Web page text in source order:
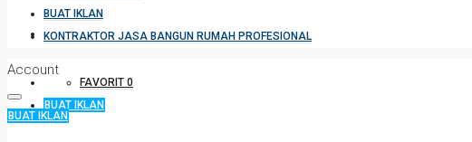
KONTRAKTOR JASA BANGUN RUMAH PROFESIONAL
FAVORIT 0
BUAT IKLAN
BUAT IKLAN
KONTRAKTOR JASA BANGUN RUMAH PROFESIONAL
Account
BUAT IKLAN